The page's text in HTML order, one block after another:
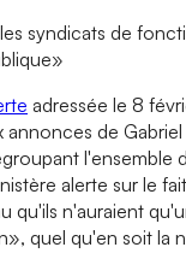
syndicats de
adressée le 8
de Gabriel
l'ensemble
alerte sur le
qu'ils n'auraient
quel qu'en soit la